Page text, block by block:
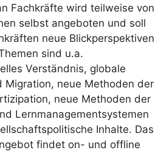
Fachkräfte wird teilweise von
selbst angeboten und soll
neue Blickperspektiven
sind u.a.
Verständnis, globale
Migration, neue Methoden der
neue Methoden der
Lernmanagementsystemen
Inhalte. Das
findet on- und offline